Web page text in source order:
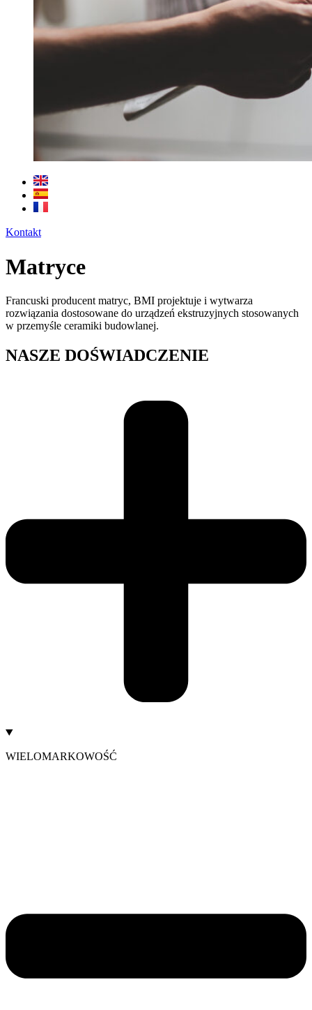
Kontakt
Matryce
Francuski producent matryc, BMI projektuje i wytwarza
rozwiązania dostosowane do urządzeń ekstruzyjnych stosowanych
w przemyśle ceramiki budowlanej.
NASZE DOŚWIADCZENIE
WIELOMARKOWOŚĆ